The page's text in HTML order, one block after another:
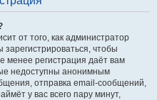
от того, как администратор
чтобы
менее регистрация даёт вам
недоступны анонимным
отправка email-сообщений,
у вас всего пару минут,